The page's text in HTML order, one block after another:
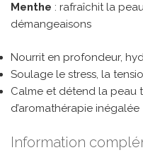
Menthe : rafraîchit la
démangeaisons
Nourrit en profondeur,
Soulage le stress, la
Calme et détend la peau
d’aromathérapie inégalée
Information